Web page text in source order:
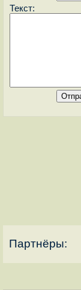
Текст:
Партнёры: